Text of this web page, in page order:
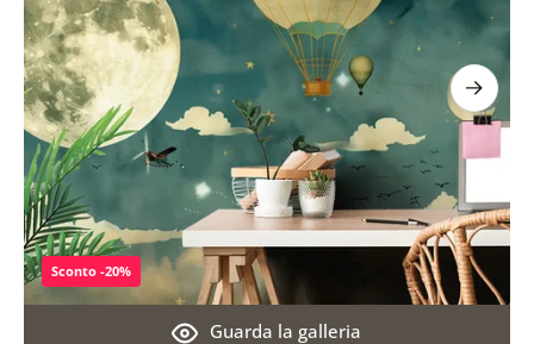
Guarda la galleria
Sconto -20%